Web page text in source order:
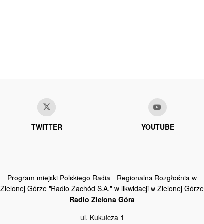
TWITTER YOUTUBE
Program miejski Polskiego Radia - Regionalna Rozgłośnia w
Zielonej Górze "Radio Zachód S.A." w likwidacji w Zielonej Górze
Radio Zielona Góra
ul. Kukułcza 1